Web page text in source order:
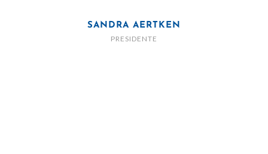
SANDRA AERTKEN
PRESIDENTE